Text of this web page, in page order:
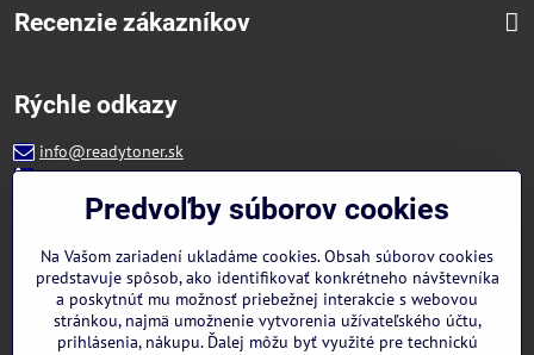
Recenzie zákazníkov
Rýchle odkazy
info@readytoner.sk
+421 944 322 536 (PO-PIA: 09:00- 15:00)
Facebook
Instagram
WhatsApp
Predvoľby súborov cookies
Na Vašom zariadení ukladáme cookies. Obsah súborov cookies
predstavuje spôsob, ako identifikovať konkrétneho návštevníka
a poskytnúť mu možnosť priebežnej interakcie s webovou
stránkou, najmä umožnenie vytvorenia užívateľského účtu,
prihlásenia, nákupu. Ďalej môžu byť využité pre technickú